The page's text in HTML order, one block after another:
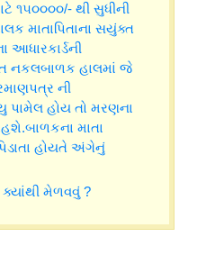
૧૫૦૦૦૦/- થી સુધીની
માતાપિતાના સયુંક્ત
આધારકાર્ડની
નકલબાળક હાલમાં જે
ની
પામેલ હોય તો મરણના
માતા
હોયતે અંગેનું
ક્યાંથી મેળવવું ?